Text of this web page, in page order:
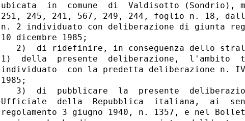
ubicata  in  comune  di  Valdisotto (Sondrio),
251, 245, 241, 567, 249, 244, foglio n. 18,
n. 2 individuato con deliberazione di giunta
10 dicembre 1985;
2)  di ridefinire, in conseguenza dello
1)  della  presente  deliberazione,
individuato  con la predetta deliberazione n.
1985;
3)  di  pubblicare  la  presente
Ufficiale  della  Repubblica  italiana,  ai
regolamento 3 giugno 1940, n. 1357, e nel